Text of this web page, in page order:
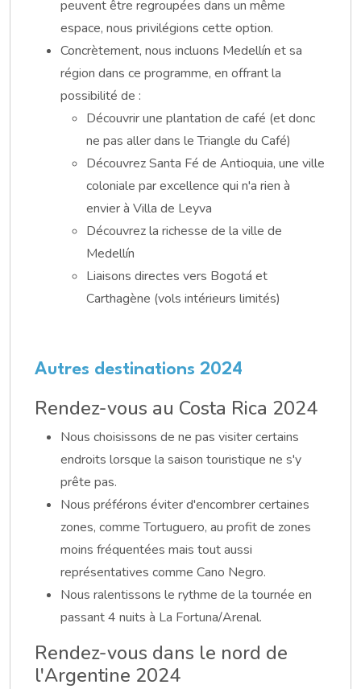
peuvent être regroupées dans un même
espace, nous privilégions cette option.
Concrètement, nous incluons Medellín et sa
région dans ce programme, en offrant la
possibilité de :
Découvrir une plantation de café (et donc
ne pas aller dans le Triangle du Café)
Découvrez Santa Fé de Antioquia, une ville
coloniale par excellence qui n'a rien à
envier à Villa de Leyva
Découvrez la richesse de la ville de
Medellín
Liaisons directes vers Bogotá et
Carthagène (vols intérieurs limités)
Autres destinations 2024
Rendez-vous au Costa Rica 2024
Nous choisissons de ne pas visiter certains
endroits lorsque la saison touristique ne s'y
prête pas.
Nous préférons éviter d'encombrer certaines
zones, comme Tortuguero, au profit de zones
moins fréquentées mais tout aussi
représentatives comme Cano Negro.
Nous ralentissons le rythme de la tournée en
passant 4 nuits à La Fortuna/Arenal.
Rendez-vous dans le nord de
l'Argentine 2024